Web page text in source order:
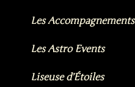
Les Accompagnements
Les Astro Events
Liseuse d’Étoiles